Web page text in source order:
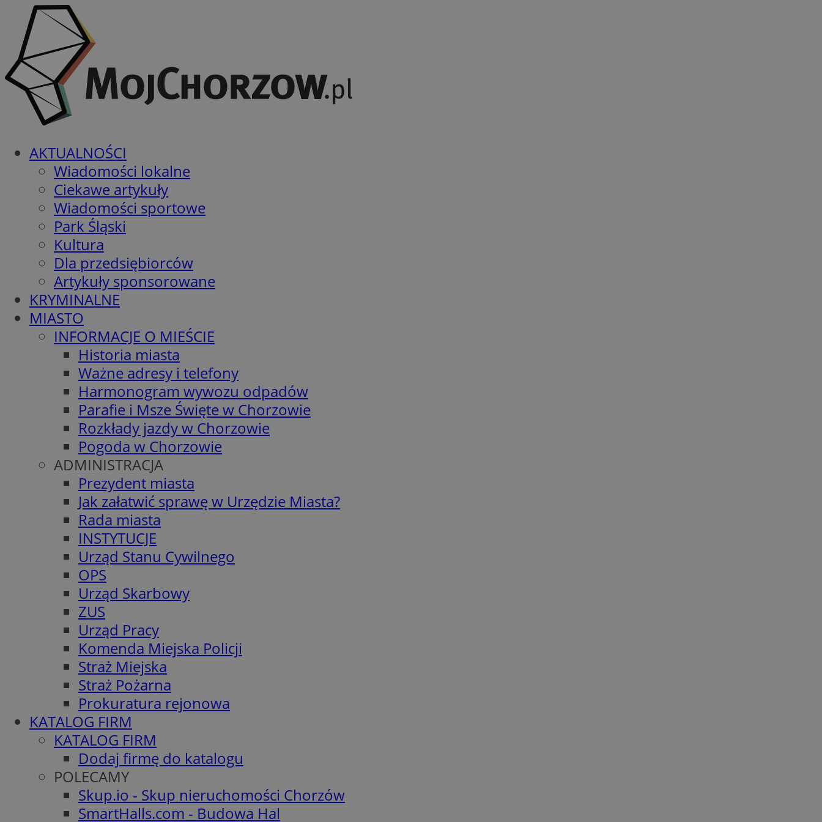
AKTUALNOŚCI
Wiadomości lokalne
Ciekawe artykuły
Wiadomości sportowe
Park Śląski
Kultura
Dla przedsiębiorców
Artykuły sponsorowane
KRYMINALNE
MIASTO
INFORMACJE O MIEŚCIE
Historia miasta
Ważne adresy i telefony
Harmonogram wywozu odpadów
Parafie i Msze Święte w Chorzowie
Rozkłady jazdy w Chorzowie
Pogoda w Chorzowie
ADMINISTRACJA
Prezydent miasta
Jak załatwić sprawę w Urzędzie Miasta?
Rada miasta
INSTYTUCJE
Urząd Stanu Cywilnego
OPS
Urząd Skarbowy
ZUS
Urząd Pracy
Komenda Miejska Policji
Straż Miejska
Straż Pożarna
Prokuratura rejonowa
KATALOG FIRM
KATALOG FIRM
Dodaj firmę do katalogu
POLECAMY
Skup.io - Skup nieruchomości Chorzów
SmartHalls.com - Budowa Hal